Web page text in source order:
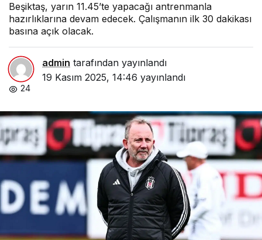
açacak!
Beşiktaş, yarın 11.45’te yapacağı antrenmanla
hazırlıklarına devam edecek. Çalışmanın ilk 30 dakikası
basına açık olacak.
admin tarafından yayınlandı
19 Kasım 2025, 14:46 yayınlandı
24